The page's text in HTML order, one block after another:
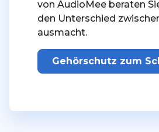
von AudioMee beraten
den Unterschied
ausmacht.
Gehörschutz zum